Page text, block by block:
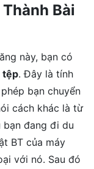
Bài
này, bạn có
tệp. Đây là tính
bạn chuyển
cách khác là từ
bạn đang đi du
BT của máy
với nó. Sau đó